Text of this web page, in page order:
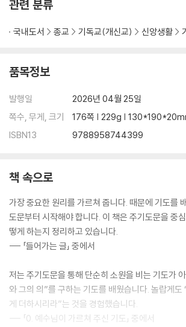
관련 분류
국내도서 종교 기독교(개신교) 신앙생활
품목정보
발행일
2026년 04월 25일
쪽수, 무게, 크기
176쪽 | 229g |
ISBN13
9788958744399
책 속으로
가장 중요한 원리를 가르쳐 줍니다. 때문에 기도를
도문부터 시작해야 합니다. 이 책은 주기도문을 중
떻게 하는지 정리하고 있습니다.
--- 「들어가는 글」 중에서
저는 주기도문을 통해 단순히 소원을 비는 기도가
와 그의 의”를 구하는 기도를 배웠습니다. 놀랍게도
게 더하시리라”는 것을 경험했습니다.
--- 「0. 예수님이 가르쳐 주신 기도」 중에서